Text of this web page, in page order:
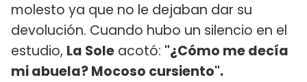
molesto ya que no le dejaban dar su
devolución. Cuando hubo un silencio en el
estudio, La Sole acotó: "¿Cómo me decía
mi abuela? Mocoso cursiento".